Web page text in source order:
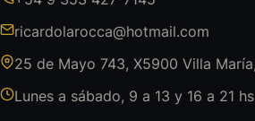
ricardolarocca@hotmail.com
25 de Mayo 743, X5900 Villa
Lunes a sábado, 9 a 13 y 16 a 21 hs